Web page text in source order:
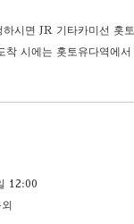
시면 JR 기타카미선 홋
착 시에는 홋토유다역에
12:00